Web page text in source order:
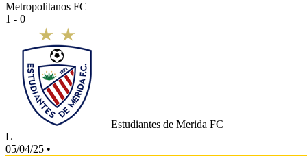
Metropolitanos FC
1 - 0
Estudiantes de Merida FC
L
05/04/25 •